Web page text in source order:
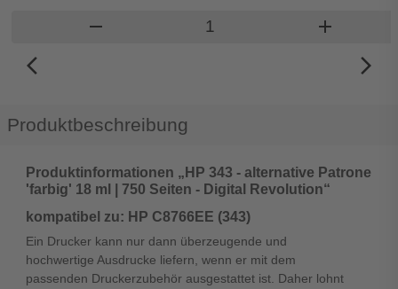
remove Produkt Warenkorb Menge
add
arrow_back_ios_new
arrow_forward_ios
Produktbeschreibung
Produktinformationen „HP 343 - alternative Patrone
'farbig' 18 ml | 750 Seiten - Digital Revolution“
kompatibel zu: HP C8766EE (343)
Ein Drucker kann nur dann überzeugende und
hochwertige Ausdrucke liefern, wenn er mit dem
passenden Druckerzubehör ausgestattet ist. Daher lohnt